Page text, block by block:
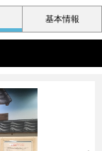
基本情報